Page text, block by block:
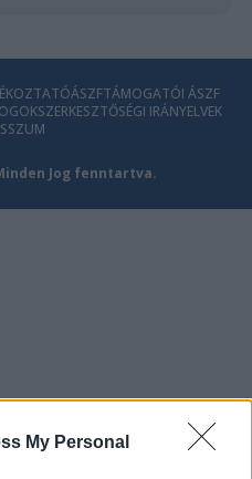
My Personal
ÁSZFTÁMOGATÓI ÁSZF
SZERKESZTŐSÉGI IRÁNYELVEK
Jog fenntartva.